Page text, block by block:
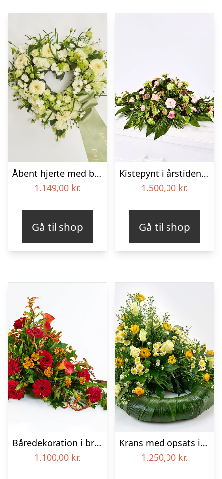
Åbent hjerte med bånd – Floristens kreative valg
1.149,00 kr.
Gå til shop
Kistepynt i årstidens blomster – Blomster til begravelse
1.500,00 kr.
Gå til shop
Båredekoration i brændte farver – Blomster til begravelse
1.100,00 kr.
Krans med opsats i gule farver – Blomster til begravelse
1.250,00 kr.